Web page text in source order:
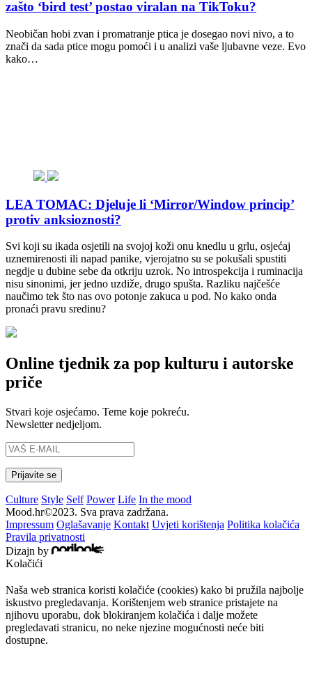
zašto ‘bird test’ postao viralan na TikToku?
Neobičan hobi zvan i promatranje ptica je dosegao novi nivo, a to
znači da sada ptice mogu pomoći i u analizi vaše ljubavne veze. Evo
kako…
LEA TOMAC: Djeluje li ‘Mirror/Window princip’
protiv anksioznosti?
Svi koji su ikada osjetili na svojoj koži onu knedlu u grlu, osjećaj
uznemirenosti ili napad panike, vjerojatno su se pokušali spustiti
negdje u dubine sebe da otkriju uzrok. No introspekcija i ruminacija
nisu sinonimi, jer jedno uzdiže, drugo spušta. Razliku najčešće
naučimo tek što nas ovo potonje zakuca u pod. No kako onda
pronaći pravu sredinu?
Online tjednik za pop kulturu i autorske
priče
Stvari koje osjećamo. Teme koje pokreću.
Newsletter nedjeljom.
Culture Style Self Power Life In the mood
Mood.hr©2023. Sva prava zadržana.
Impressum Oglašavanje Kontakt Uvjeti korištenja Politika kolačića
Pravila privatnosti
Dizajn by
Kolačići
Naša web stranica koristi kolačiće (cookies) kako bi pružila najbolje
iskustvo pregledavanja. Korištenjem web stranice pristajete na
njihovu uporabu, dok blokiranjem kolačića i dalje možete
pregledavati stranicu, no neke njezine mogućnosti neće biti
dostupne.